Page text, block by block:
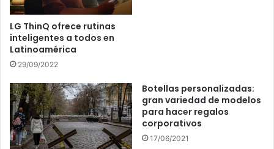
LG ThinQ ofrece rutinas
inteligentes a todos en
Latinoamérica
29/09/2022
Botellas personalizadas:
gran variedad de modelos
para hacer regalos
corporativos
17/06/2021